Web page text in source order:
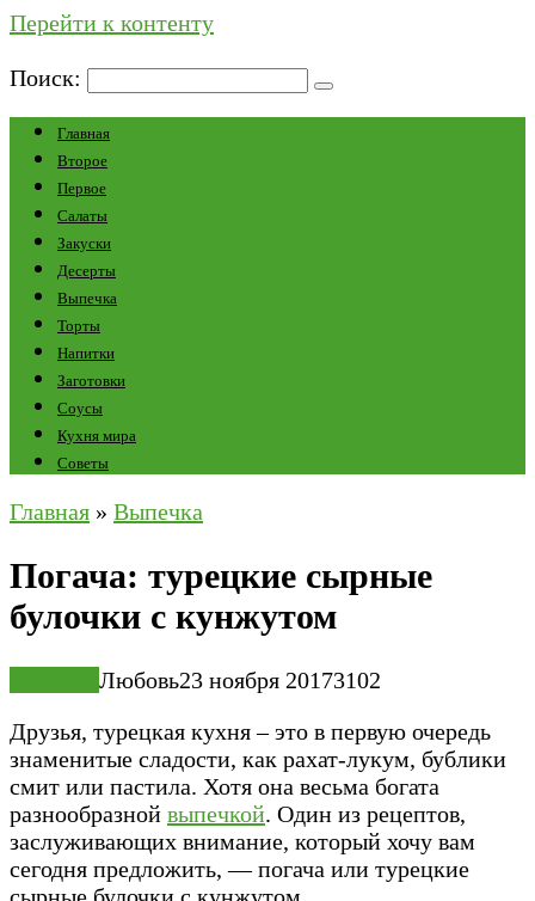
Перейти к контенту
Поиск:
Главная
Второе
Первое
Салаты
Закуски
Десерты
Выпечка
Торты
Напитки
Заготовки
Соусы
Кухня мира
Советы
Главная » Выпечка
Погача: турецкие сырные
булочки с кунжутом
Любовь23 ноября 20173102
Друзья, турецкая кухня – это в первую очередь
знаменитые сладости, как рахат-лукум, бублики
смит или пастила. Хотя она весьма богата
разнообразной выпечкой. Один из рецептов,
заслуживающих внимание, который хочу вам
сегодня предложить, — погача или турецкие